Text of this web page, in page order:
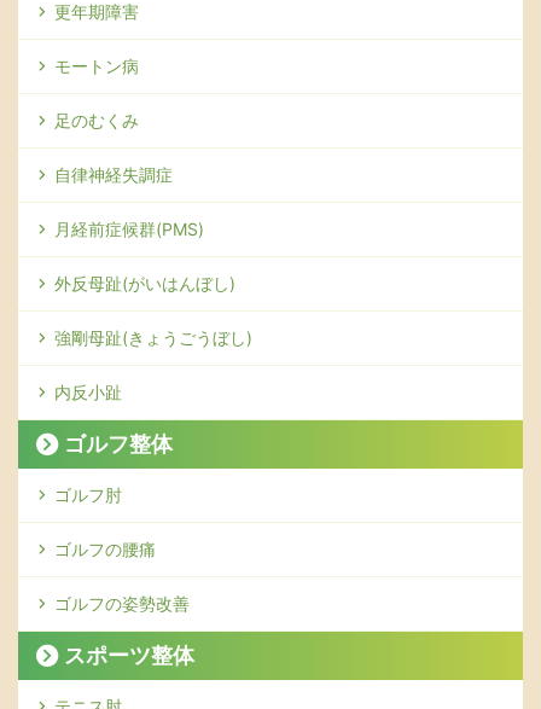
更年期障害
モートン病
足のむくみ
自律神経失調症
月経前症候群(PMS)
外反母趾(がいはんぼし)
強剛母趾(きょうごうぼし)
内反小趾
ゴルフ整体
ゴルフ肘
ゴルフの腰痛
ゴルフの姿勢改善
スポーツ整体